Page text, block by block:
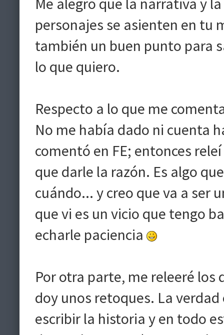
personajes se asienten en tu
también un buen punto para
lo que quiero.
Respecto a lo que me
No me había dado ni cuenta
comentó en FE; entonces
que darle la razón. Es algo
cuándo... y creo que va a ser
que vi es un vicio que tengo
echarle paciencia
Por otra parte, me releeré los
doy unos retoques. La
escribir la historia y en todo